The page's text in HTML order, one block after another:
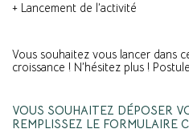
+ Lancement de l’activité
Vous souhaitez vous lancer dans
croissance ! N’hésitez plus !
VOUS SOUHAITEZ DÉPOSER
REMPLISSEZ LE FORMULAIRE